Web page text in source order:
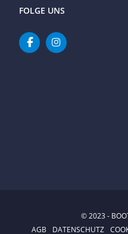
FOLGE UNS
© 2023 -
AGB
DATENSCHUTZ